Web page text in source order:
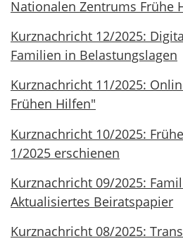
Nationalen Zentrums Frühe
Kurznachricht 12/2025:
Familien in Belastungslagen
Kurznachricht 11/2025:
Frühen Hilfen"
Kurznachricht 10/2025:
1/2025 erschienen
Kurznachricht 09/2025:
Aktualisiertes Beiratspapier
Kurznachricht 08/2025: